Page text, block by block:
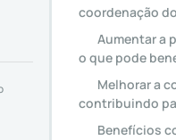
coordenação
Aumentar a
o que pode
Melhorar a
contribuindo
Benefícios